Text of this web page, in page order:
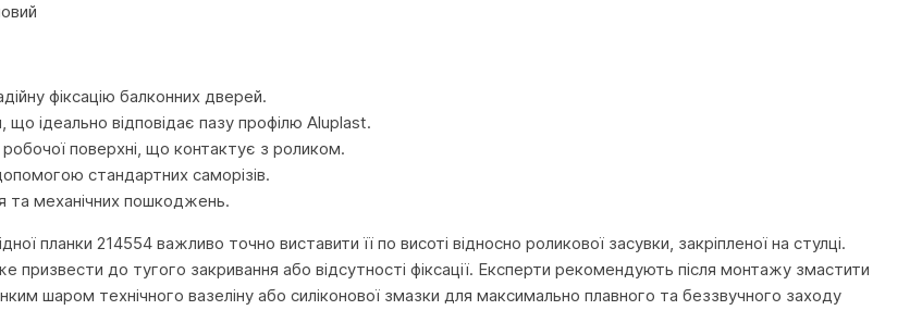
фіксацію балконних дверей.
що ідеально відповідає пазу профілю Aluplast.
робочої поверхні, що контактує з роликом.
стандартних саморізів.
та механічних пошкоджень.
планки 214554 важливо точно виставити її по висоті відносно роликової засувки, закріпленої на стулці.
до тугого закривання або відсутності фіксації. Експерти рекомендують після монтажу змастити
шаром технічного вазеліну або силіконової змазки для максимально плавного та беззвучного заходу